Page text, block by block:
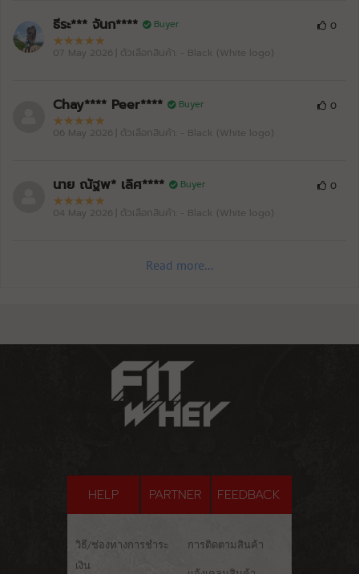
ธีระ*** จันก**** Buyer
07 May 2026 | ตัวเลือกสินค้า: - Black (White logo)
0
Chay**** Peer**** Buyer
06 May 2026 | ตัวเลือกสินค้า: - Black (White logo)
0
นาย ณัฐพ* เลิศ**** Buyer
04 May 2026 | ตัวเลือกสินค้า: - Black (White logo)
0
Read more...
HELP PARTNER FEEDBACK
วิธี/ช่องทางการชำระ
เงิน
การติดตามสินค้า